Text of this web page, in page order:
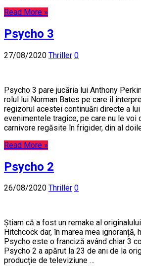
Read More »
Psycho 3
27/08/2020 Thriller 0
Psycho 3 pare jucăria lui Anthony
rolul lui Norman Bates pe care îl
regizorul acestei continuări directe a
evenimentele tragice, pe care nu le voi
carnivore regăsite în frigider, din al
Read More »
Psycho 2
26/08/2020 Thriller 0
Știam că a fost un remake al
Hitchcock dar, în marea mea ignoranță,
Psycho este o franciză având chiar 3
Psycho 2 a apărut la 23 de ani de la
producție de televiziune …